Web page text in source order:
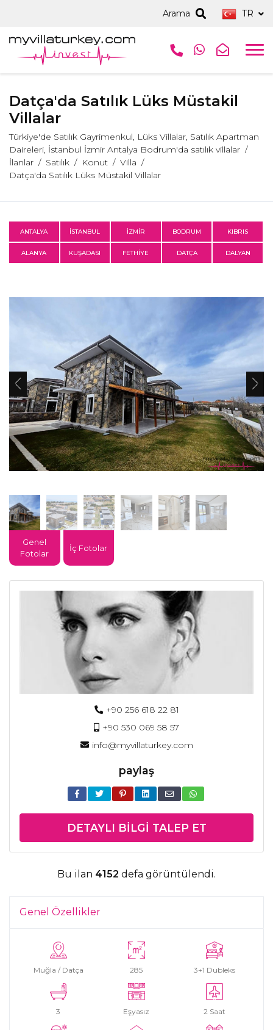
Arama TR
Datça'da Satılık Lüks Müstakil
Villalar
Türkiye'de Satılık Gayrimenkul, Lüks Villalar, Satılık Apartman
Daireleri, İstanbul İzmir Antalya Bodrum'da satılık villalar
İlanlar
Satılık Konut
Villa
Datça'da Satılık Lüks Müstakil Villalar
ANTALYA İSTANBUL İZMİR BODRUM KIBRIS
ALANYA KUŞADASI FETHİYE DATÇA DALYAN
Genel
Fotolar
İç Fotolar
+90 256 618 22 81
+90 530 069 58 57
info@myvillaturkey.com
paylaş
DETAYLI BILGI TALEP ET
Bu ilan 4152 defa görüntülendi.
Genel Özellikler
Muğla / Datça 285 3+1 Dubleks
3 Eşyasız 2 Saat